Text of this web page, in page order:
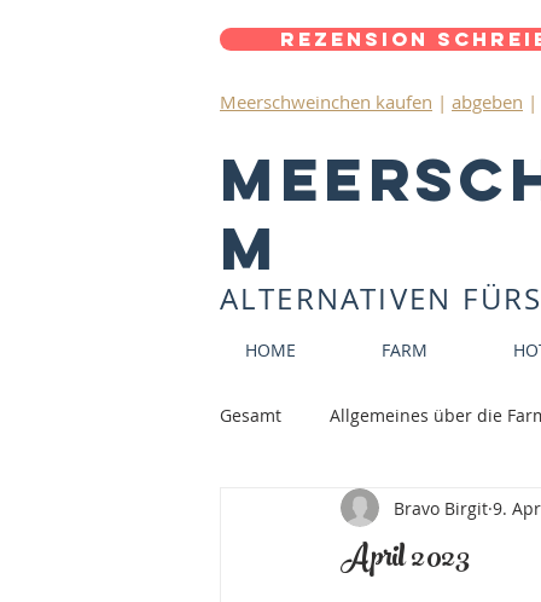
Meerschweinchen kaufen | abgeben |
m
ALTERNATIVEN
Rezension
HOME FARM
Gesamt Allgemeines über die
April 2023
Bravo Birgit 9.